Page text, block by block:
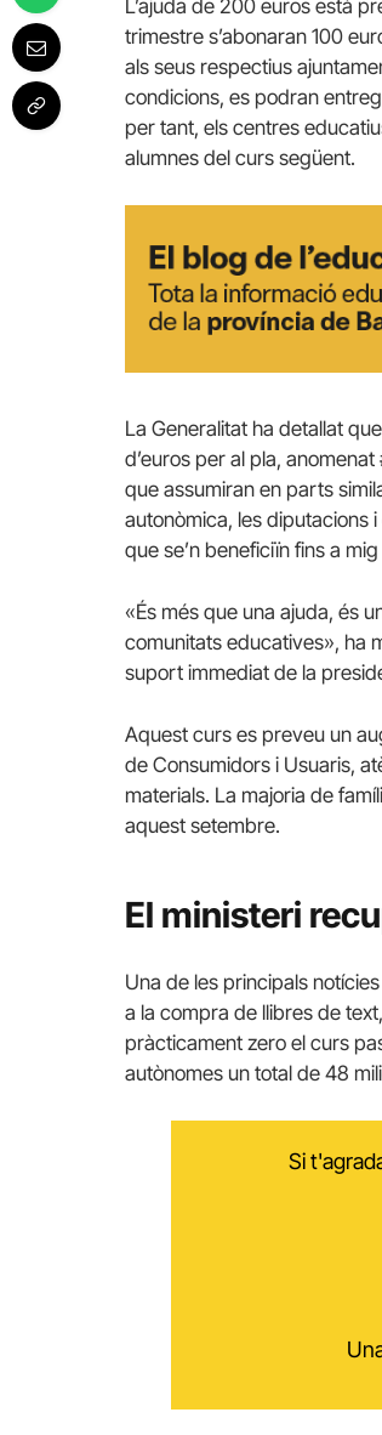
L’ajuda de 200 euros està
trimestre s’abonaran 100
als seus respectius
condicions, es podran
per tant, els centres
alumnes del curs següent.
La Generalitat ha detallat
d’euros per al pla,
que assumiran en parts
autonòmica, les diputacions
que se’n beneficiïn fins a
«És més que una ajuda, és
comunitats educatives», ha
suport immediat de la
Aquest curs es preveu un
de Consumidors i Usuaris,
materials. La majoria de
aquest setembre.
El ministeri
Una de les principals
a la compra de llibres de
pràcticament zero el curs
autònomes un total de 48
Si